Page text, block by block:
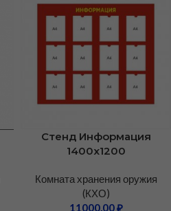
Стенд Информация
1400х1200
Комната хранения оружия
(КХО)
11000,00₽